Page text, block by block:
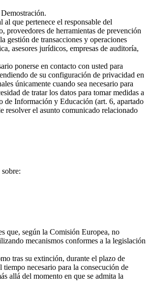
al que pertenece el responsable del
proveedores de herramientas de prevención
gestión de transacciones y operaciones
asesores jurídicos, empresas de auditoría,
ponerse en contacto con usted para
de su configuración de privacidad en
únicamente cuando sea necesario para
de tratar los datos para tomar medidas a
de Información y Educación (art. 6, apartado
resolver el asunto comunicado relacionado
que, según la Comisión Europea, no
mecanismos conformes a la legislación
tras su extinción, durante el plazo de
necesario para la consecución de
allá del momento en que se admita la